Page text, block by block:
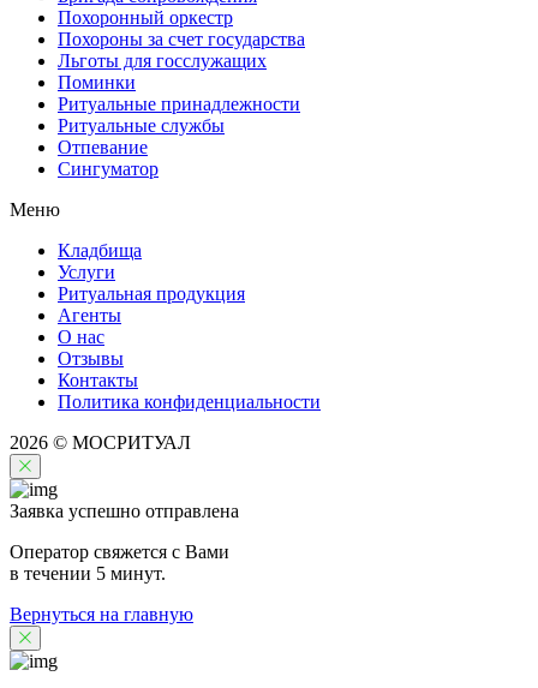
Похоронный оркестр
Похороны за счет государства
Льготы для госслужащих
Поминки
Ритуальные принадлежности
Ритуальные службы
Отпевание
Сингуматор
Меню
Кладбища
Услуги
Ритуальная продукция
Агенты
О нас
Отзывы
Контакты
Политика конфиденциальности
2026 © МОСРИТУАЛ
Заявка успешно отправлена
Оператор свяжется с Вами
в течении 5 минут.
Вернуться на главную